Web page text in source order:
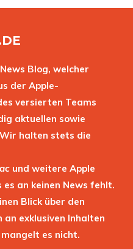
Blog, welcher
der Apple-
versierten Teams
aktuellen sowie
halten stets die
und weitere Apple
an keinen News fehlt.
Blick über den
exklusiven Inhalten
es nicht.